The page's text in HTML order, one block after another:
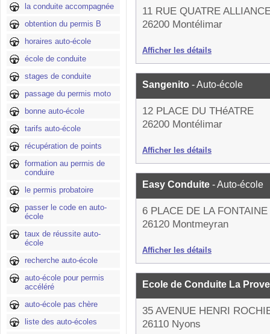
la conduite accompagnée
obtention du permis B
horaires auto-école
école de conduite
stages de conduite
passage du permis moto
bonne auto-école
tarifs auto-école
récupération de points
formation au permis de
conduire
le permis probatoire
passer le code en auto-
école
taux de réussite auto-
école
recherche auto-école
auto-école pour permis
accéléré
auto-école pas chère
liste des auto-écoles
11 RUE QUATRE
26200 Montélimar
Afficher les détails
Sangenito - Auto-école
12 PLACE DU THéATRE
26200 Montélimar
Afficher les détails
Easy Conduite - Auto-école
6 PLACE DE LA FONTAINE
26120 Montmeyran
Afficher les détails
Ecole de Conduite La
35 AVENUE HENRI
26110 Nyons